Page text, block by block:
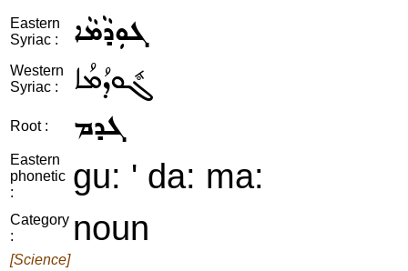
Eastern
Syriac :
ܓܘܼܕܵܡܵܐ
Western
Syriac :
ܓܽܘܕܳܡܳܐ
Root : ܓܕܡ
Eastern
phonetic
:
gu: ' da: ma:
Category
:
noun
[Science]